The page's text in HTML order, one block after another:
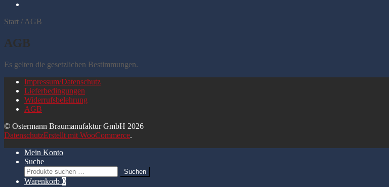
Start / AGB
AGB
Es gelten die gesetzlichen Bestimmungen.
Impressum/Datenschutz
Lieferbedingungen
Widerrufsbelehrung
AGB
© Ostermann Braumanufaktur GmbH 2026
DatenschutzErstellt mit WooCommerce.
Mein Konto
Suche
Suchen
nach:
Suchen
Warenkorb 0